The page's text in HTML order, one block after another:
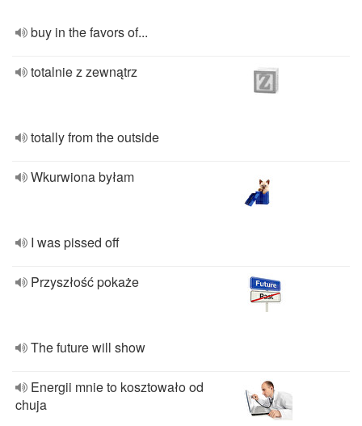
buy in the favors of...
totalnie z zewnątrz
totally from the outside
Wkurwiona byłam
I was pissed off
Przyszłość pokaże
The future will show
Energii mnie to kosztowało od
chuja